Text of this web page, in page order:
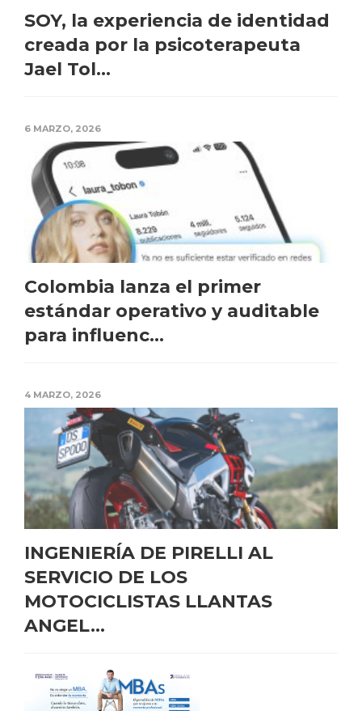
SOY, la experiencia de identidad
creada por la psicoterapeuta
Jael Tol...
6 MARZO, 2026
Colombia lanza el primer
estándar operativo y auditable
para influenc...
4 MARZO, 2026
INGENIERÍA DE PIRELLI AL
SERVICIO DE LOS
MOTOCICLISTAS LLANTAS
ANGEL...